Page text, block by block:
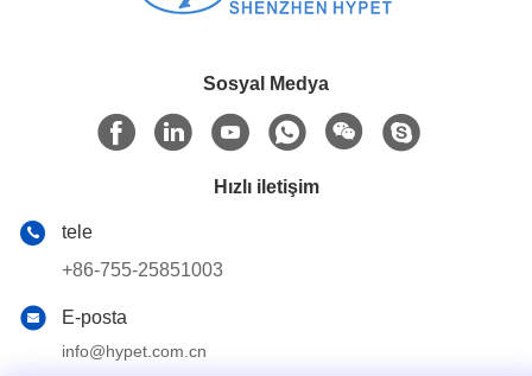
Sosyal Medya
Hızlı iletişim
tele
+86-755-25851003
E-posta
info@hypet.com.cn